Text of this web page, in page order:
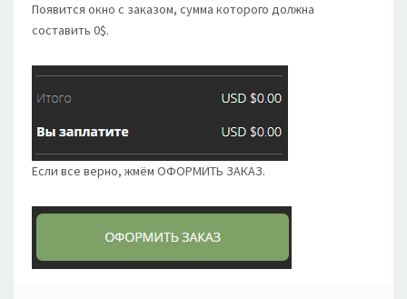
Появится окно с заказом, сумма которого должна
составить 0$.
Если все верно, жмём ОФОРМИТЬ ЗАКАЗ.